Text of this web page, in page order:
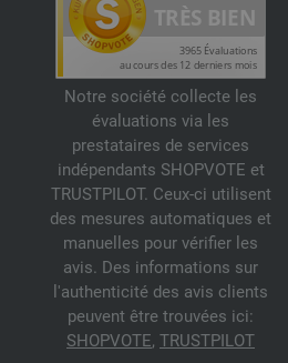
Notre société collecte les
évaluations via les
prestataires de services
indépendants SHOPVOTE et
TRUSTPILOT. Ceux-ci utilisent
des mesures automatiques et
manuelles pour vérifier les
avis. Des informations sur
l'authenticité des avis clients
peuvent être trouvées ici:
SHOPVOTE, TRUSTPILOT